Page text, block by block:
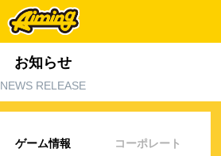
お知らせ
NEWS RELEASE
ゲーム情報 コーポレート